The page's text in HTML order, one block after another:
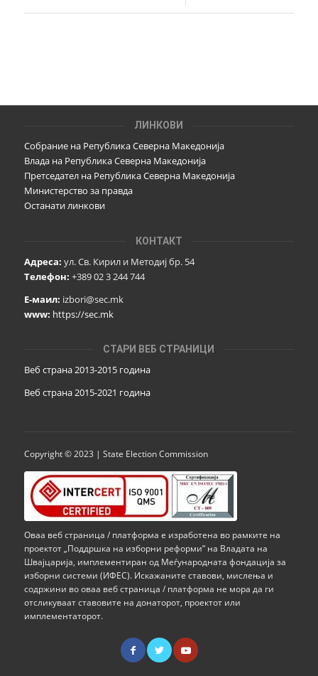
ЛИНКОВИ
Собрание на Република Северна Македонија
Влада на Република Северна Македонија
Претседател на Република Северна Македонија
Министерство за правда
Останати линкови
КОНТАКТ
Адреса: ул. Св. Кирил и Методиј бр. 54
Телефон: +389 02 3 244 744
Е-маил: izbori@sec.mk
www: https://sec.mk
СТАРИ ВЕБ СТРАНИЦИ
Веб страна 2013-2015 година
Веб страна 2015-2021 година
Copyright © 2023 | State Election Commission
Оваа веб страница / платформа е изработена во рамките на
проектот „Поддршка на изборни реформи” на Владата на
Швајцарија, имплементиран од Меѓународната фондација за
изборни системи (ИФЕС). Искажаните ставови, мислења и
содржини во оваа веб страница / платформа не мора да ги
отсликуваат ставовите на донаторот, проектот или
имплементаторот.